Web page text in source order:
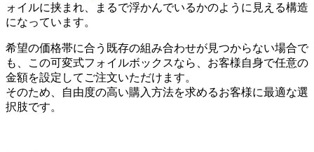
ォイルに挟まれ、まるで浮かんでいるかのように見える構造
になっています。
希望の価格帯に合う既存の組み合わせが見つからない場合で
も、この可変式フォイルボックスなら、お客様自身で任意の
金額を設定してご注文いただけます。
そのため、自由度の高い購入方法を求めるお客様に最適な選
択肢です。